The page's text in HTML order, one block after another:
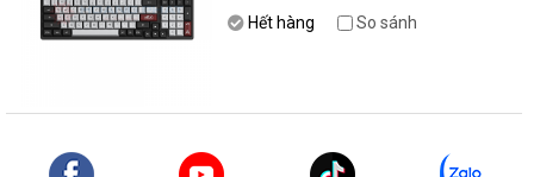
Hết hàng So sánh